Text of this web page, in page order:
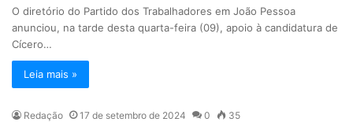
O diretório do Partido dos Trabalhadores em João Pessoa
anunciou, na tarde desta quarta-feira (09), apoio à candidatura de
Cícero…
Leia mais »
Redação 17 de setembro de 2024 0 35